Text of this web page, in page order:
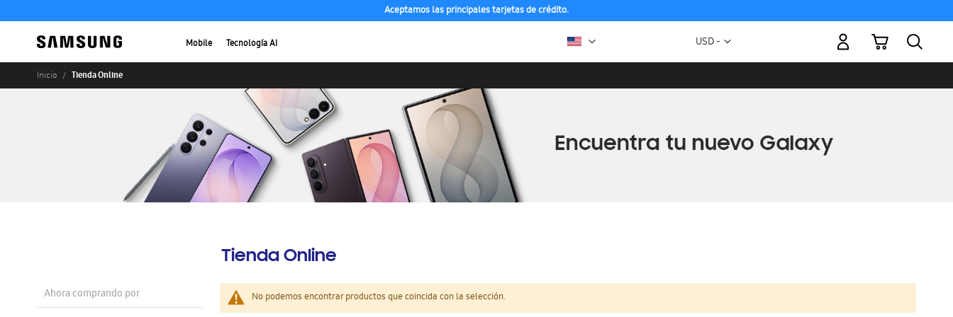
Aceptamos las principales tarjetas de crédito.
Mobile Tecnología AI Moneda
USD -
Mi carrito
Inicio Tienda Online
Tienda Online
No podemos encontrar productos que coincida con la selección.
Ahora comprando por